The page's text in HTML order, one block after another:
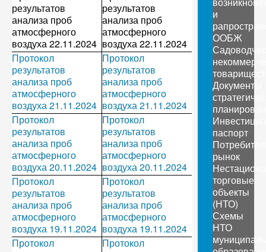
результатов
анализа проб
атмосферного
воздуха 22.11.2024
результатов
анализа проб
атмосферного
воздуха 22.11.2024
Протокол
результатов
анализа проб
атмосферного
воздуха 21.11.2024
Протокол
результатов
анализа проб
атмосферного
воздуха 21.11.2024
Протокол
результатов
анализа проб
атмосферного
воздуха 20.11.2024
Протокол
результатов
анализа проб
атмосферного
воздуха 20.11.2024
Протокол
результатов
анализа проб
атмосферного
воздуха 19.11.2024
Протокол
результатов
анализа проб
атмосферного
воздуха 19.11.2024
Протокол
Протокол
и
ООБЖ
Документы
паспорт
рынок
торговые
объекты
(НТО)
Схемы
НТО